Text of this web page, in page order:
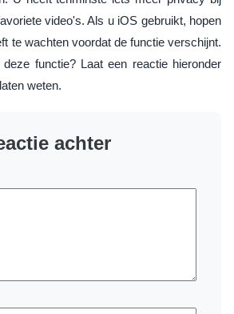
video's. Als u iOS gebruikt, hopen
te wachten voordat de functie verschijnt.
functie? Laat een reactie hieronder
weten.
achter